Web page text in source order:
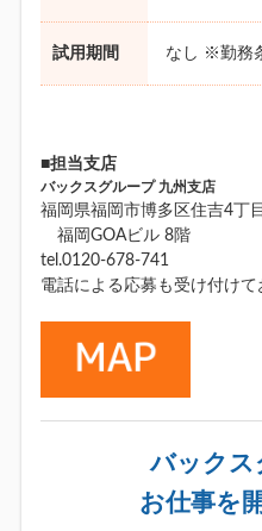
試用期間 なし ※勤務
■担当支店
バックスグループ 九州支店
福岡県福岡市博多区住吉4丁
福岡GOAビル 8階
tel.0120-678-741
電話による応募も受け付けて
バックス
お仕事を